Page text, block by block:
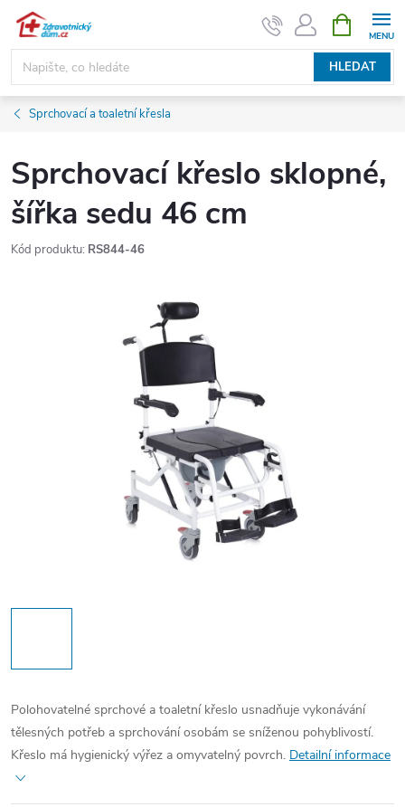
Přejít
obsah
HLEDAT
NÁKUPNÍ
KOŠÍK
Sprchovací a toaletní křesla
Sprchovací křeslo sklopné,
šířka sedu 46 cm
Kód produktu: RS844-46
Polohovatelné sprchové a toaletní křeslo usnadňuje vykonávání
tělesných potřeb a sprchování osobám se sníženou pohyblivostí.
Křeslo má hygienický výřez a omyvatelný povrch. Detailní informace